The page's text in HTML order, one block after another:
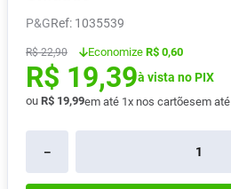
P&G : 1035539
R$ 22,90 Economize R$ 0,60
R$ 19,39à vista no PIX
ou R$ 19,99em até 1x nos cartõesem até
－
8 Pampers Confort Sec
Vitamina D
10 Soro Fisiológico